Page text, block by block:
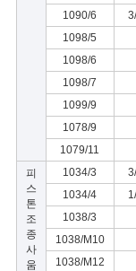
1090/6
1098/5
1098/6
1098/7
1099/9
1078/9
1079/11
피
스
톤
조
종
사
움
1034/3
1034/4
1038/3
1038/M10
1038/M12